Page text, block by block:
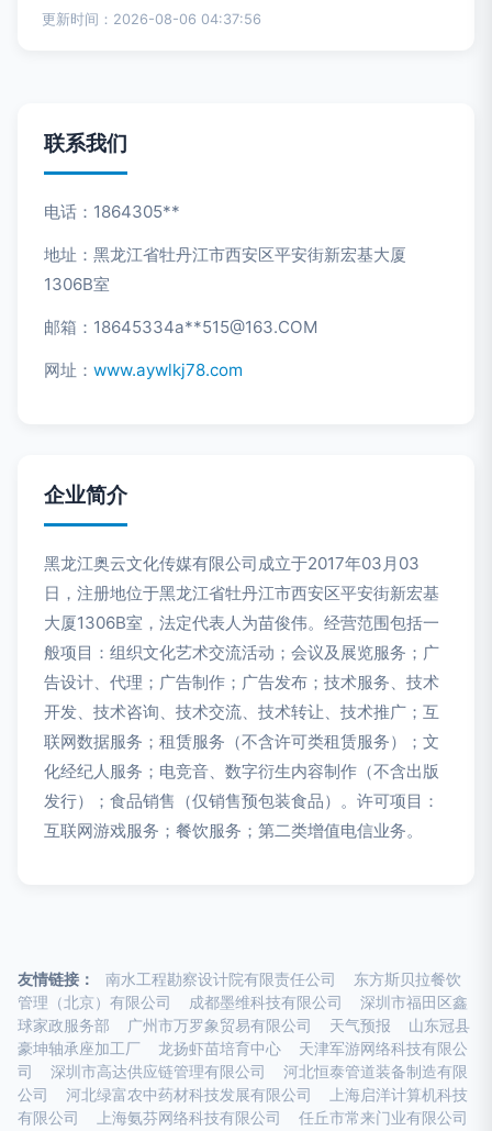
更新时间：2026-08-06 04:37:56
联系我们
电话：1864305**
地址：黑龙江省牡丹江市西安区平安街新宏基大厦
1306B室
邮箱：18645334a**515@163.COM
网址： www.aywlkj78.com
企业简介
黑龙江奥云文化传媒有限公司成立于2017年03月03
日，注册地位于黑龙江省牡丹江市西安区平安街新宏基
大厦1306B室，法定代表人为苗俊伟。经营范围包括一
般项目：组织文化艺术交流活动；会议及展览服务；广
告设计、代理；广告制作；广告发布；技术服务、技术
开发、技术咨询、技术交流、技术转让、技术推广；互
联网数据服务；租赁服务（不含许可类租赁服务）；文
化经纪人服务；电竞音、数字衍生内容制作（不含出版
发行）；食品销售（仅销售预包装食品）。许可项目：
互联网游戏服务；餐饮服务；第二类增值电信业务。
友情链接： 南水工程勘察设计院有限责任公司
东方斯贝拉餐饮
管理（北京）有限公司
成都墨维科技有限公司
深圳市福田区鑫
球家政服务部
广州市万罗象贸易有限公司 天气预报
山东冠县
豪坤轴承座加工厂
龙扬虾苗培育中心
天津军游网络科技有限公
司
深圳市高达供应链管理有限公司
河北恒泰管道装备制造有限
公司
河北绿富农中药材科技发展有限公司
上海启洋计算机科技
有限公司
上海氨芬网络科技有限公司
任丘市常来门业有限公司